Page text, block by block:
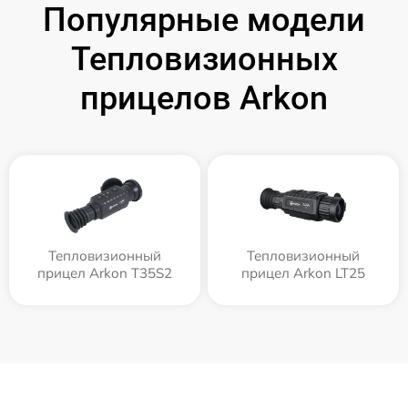
Популярные модели
Тепловизионных
прицелов Arkon
Тепловизионный
прицел Arkon T35S2
Тепловизионный
прицел Arkon LT25